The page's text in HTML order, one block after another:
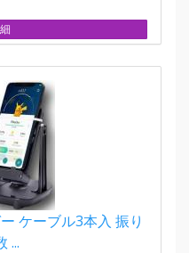
ケーブル3本入 振り
...